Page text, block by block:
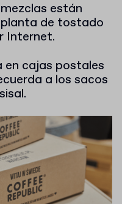
están
de tostado
Internet.
en cajas postales
a los sacos